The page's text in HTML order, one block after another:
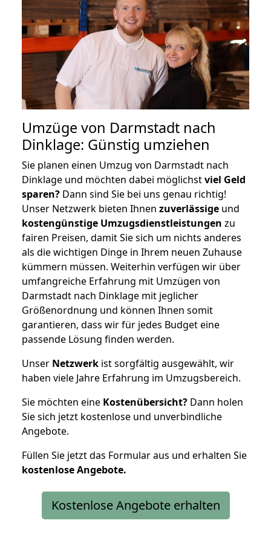
Umzüge von Darmstadt nach
Dinklage: Günstig umziehen
Sie planen einen Umzug von Darmstadt nach
Dinklage und möchten dabei möglichstviel Geld
sparen? Dann sind Sie bei uns genau richtig!
Unser Netzwerk bieten Ihnen zuverlässige und
kostengünstige Umzugsdienstleistungen zu
fairen Preisen, damit Sie sich um nichts anderes
als die wichtigen Dinge in Ihrem neuen Zuhause
kümmern müssen. Weiterhin verfügen wir über
umfangreiche Erfahrung mit Umzügen von
Darmstadt nach Dinklage mit jeglicher
Größenordnung und können Ihnen somit
garantieren, dass wir für jedes Budget eine
passende Lösung finden werden.
Unser Netzwerk ist sorgfältig ausgewählt, wir
haben viele Jahre Erfahrung im Umzugsbereich.
Sie möchten eine Kostenübersicht? Dann holen
Sie sich jetzt kostenlose und unverbindliche
Angebote.
Füllen Sie jetzt das Formular aus und erhalten Sie
kostenloseAngebote.
Kostenlose Angebote erhalten